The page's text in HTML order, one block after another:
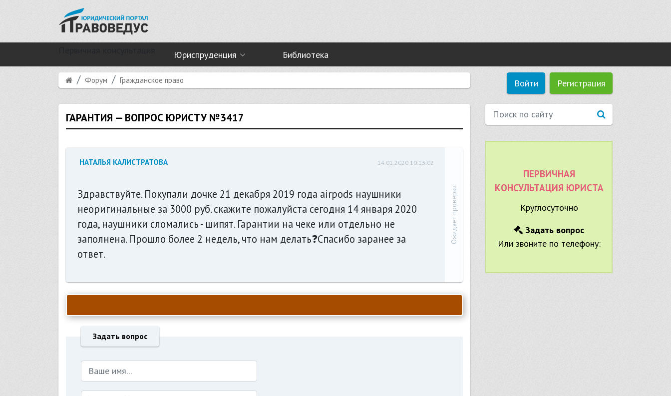
Юриспруденция Библиотека
Форум Гражданское право Войти Регистрация
ГАРАНТИЯ — ВОПРОС ЮРИСТУ №3417
НАТАЛЬЯ КАЛИСТРАТОВА 14.01.2020 10:13:02
Здравствуйте. Покупали дочке 21 декабря 2019 года airpods наушники
неоригинальные за 3000 руб. скажите пожалуйста сегодня 14 января 2020
года, наушники сломались - шипят. Гарантии на чеке или отдельно не
заполнена. Прошло более 2 недель, что нам делать❓Спасибо заранее за
ответ.
Ожидает проверки
Задать вопрос
ПЕРВИЧНАЯ
КОНСУЛЬТАЦИЯ ЮРИСТА
Круглосуточно
Задать вопрос
Или звоните по телефону: